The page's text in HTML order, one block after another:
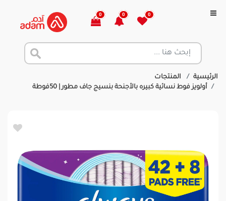
0
0
0
الرئيسية
المنتجات
أولويز فوط نسائية كبيره بالأجنحة بنسيج جاف مطور | 50فوطة